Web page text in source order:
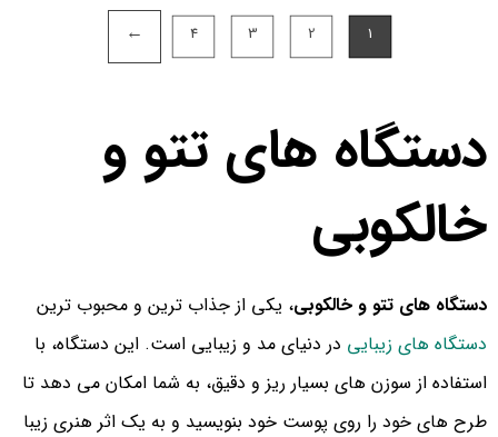
1
2
3
4
→
دستگاه های تتو و
خالکوبی
دستگاه های تتو و خالکوبی، یکی از جذاب ترین و محبوب ترین
دستگاه های زیبایی در دنیای مد و زیبایی است. این دستگاه، با
استفاده از سوزن های بسیار ریز و دقیق، به شما امکان می دهد تا
طرح های خود را روی پوست خود بنویسید و به یک اثر هنری زیبا